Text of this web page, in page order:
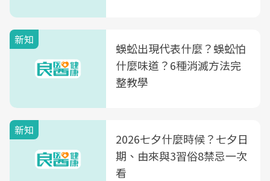
新知
蜈蚣出現代表什麼？蜈蚣怕
什麼味道？6種消滅方法完
整教學
新知
2026七夕什麼時候？七夕日
期、由來與3習俗8禁忌一次
看